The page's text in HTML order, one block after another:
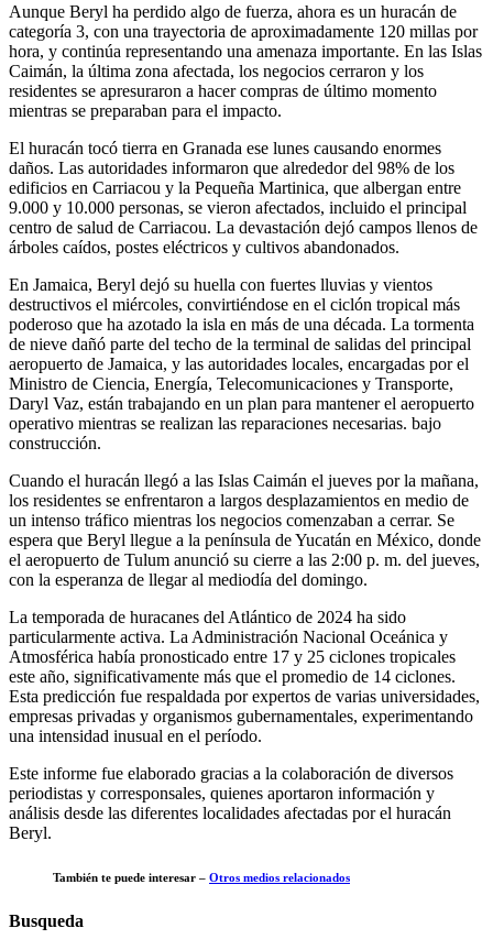
Aunque Beryl ha perdido algo de fuerza, ahora es un huracán de
categoría 3, con una trayectoria de aproximadamente 120 millas por
hora, y continúa representando una amenaza importante. En las Islas
Caimán, la última zona afectada, los negocios cerraron y los
residentes se apresuraron a hacer compras de último momento
mientras se preparaban para el impacto.
El huracán tocó tierra en Granada ese lunes causando enormes
daños. Las autoridades informaron que alrededor del 98% de los
edificios en Carriacou y la Pequeña Martinica, que albergan entre
9.000 y 10.000 personas, se vieron afectados, incluido el principal
centro de salud de Carriacou. La devastación dejó campos llenos de
árboles caídos, postes eléctricos y cultivos abandonados.
En Jamaica, Beryl dejó su huella con fuertes lluvias y vientos
destructivos el miércoles, convirtiéndose en el ciclón tropical más
poderoso que ha azotado la isla en más de una década. La tormenta
de nieve dañó parte del techo de la terminal de salidas del principal
aeropuerto de Jamaica, y las autoridades locales, encargadas por el
Ministro de Ciencia, Energía, Telecomunicaciones y Transporte,
Daryl Vaz, están trabajando en un plan para mantener el aeropuerto
operativo mientras se realizan las reparaciones necesarias. bajo
construcción.
Cuando el huracán llegó a las Islas Caimán el jueves por la mañana,
los residentes se enfrentaron a largos desplazamientos en medio de
un intenso tráfico mientras los negocios comenzaban a cerrar. Se
espera que Beryl llegue a la península de Yucatán en México, donde
el aeropuerto de Tulum anunció su cierre a las 2:00 p. m. del jueves,
con la esperanza de llegar al mediodía del domingo.
La temporada de huracanes del Atlántico de 2024 ha sido
particularmente activa. La Administración Nacional Oceánica y
Atmosférica había pronosticado entre 17 y 25 ciclones tropicales
este año, significativamente más que el promedio de 14 ciclones.
Esta predicción fue respaldada por expertos de varias universidades,
empresas privadas y organismos gubernamentales, experimentando
una intensidad inusual en el período.
Este informe fue elaborado gracias a la colaboración de diversos
periodistas y corresponsales, quienes aportaron información y
análisis desde las diferentes localidades afectadas por el huracán
Beryl.
También te puede interesar – Otros medios relacionados
Busqueda